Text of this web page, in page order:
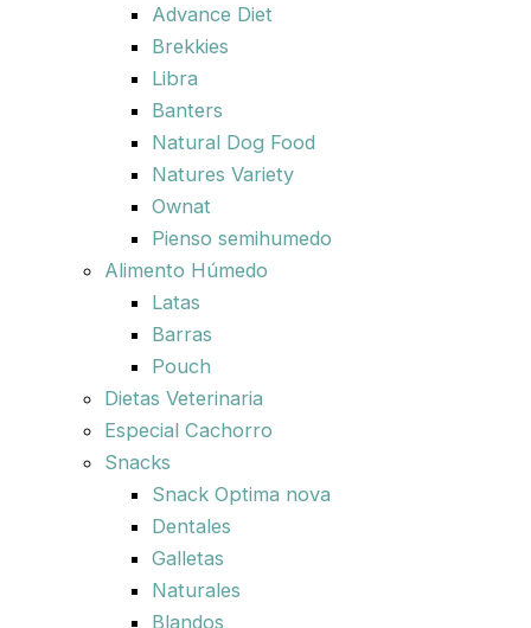
Advance Diet
Brekkies
Libra
Banters
Natural Dog Food
Natures Variety
Ownat
Pienso semihumedo
Alimento Húmedo
Latas
Barras
Pouch
Dietas Veterinaria
Especial Cachorro
Snacks
Snack Optima nova
Dentales
Galletas
Naturales
Blandos